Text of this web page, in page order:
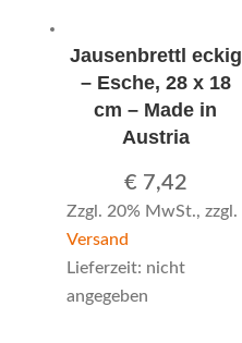
Jausenbrettl eckig
– Esche, 28 x 18
cm – Made in
Austria
€ 7,42
Zzgl. 20% MwSt., zzgl.
Versand
Lieferzeit: nicht
angegeben